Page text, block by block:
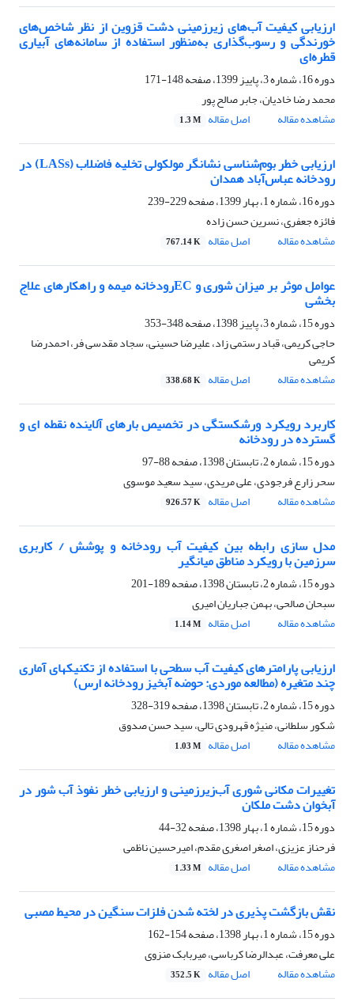
ارزیابی کیفیت آب‌های زیرزمینی دشت قزوین از نظر شاخص‌های
خورندگی و رسوب‌گذاری به‌منظور استفاده از سامانه‌های آبیاری
قطره‌ای
دوره 16، شماره 3، پاییز 1399، صفحه
148-171
محمد رضا خادیان، جابر صالح پور
مشاهده مقاله
اصل مقاله 1.3 M
ارزیابی خطر بوم‌شناسی نشانگر مولکولی تخلیه فاضلاب (LASs) در
رودخانه‌‌ عباس‌آباد همدان
دوره 16، شماره 1، بهار 1399، صفحه
229-239
فائزه جعفری، نسرین حسن زاده
مشاهده مقاله
اصل مقاله 767.14 K
عوامل موثر بر میزان شوری و ECرودخانه میمه و راهکارهای علاج
بخشی
دوره 15، شماره 3، پاییز 1398، صفحه
348-353
حاجی کریمی، قباد رستمی زاد، علیرضا حسینی، سجاد مقدسی فر، احمدرضا
کریمی
مشاهده مقاله
اصل مقاله 338.68 K
کاربرد رویکرد ورشکستگی در تخصیص بارهای آلاینده نقطه ای و
گسترده در رودخانه
دوره 15، شماره 2، تابستان 1398، صفحه
88-97
سحر زارع فرجودی، علی مریدی، سید سعید موسوی
مشاهده مقاله
اصل مقاله 926.57 K
مدل سازی رابطه بین کیفیت آب رودخانه و پوشش / کاربری
سرزمین با رویکرد مناطق میانگیر
دوره 15، شماره 2، تابستان 1398، صفحه
189-201
سبحان صالحی، بهمن جباریان امیری
مشاهده مقاله
اصل مقاله 1.14 M
ارزیابی پارامترهای کیفیت آب سطحی با استفاده از تکنیکهای آماری
چند متغیره (مطالعه موردی: حوضه آبخیز رودخانه ارس)
دوره 15، شماره 2، تابستان 1398، صفحه
319-328
شکور سلطانی، منیژه قهرودی تالی، سید حسن صدوق
مشاهده مقاله
اصل مقاله 1.03 M
تغییرات مکانی شوری آب‌زیرزمینی و ارزیابی خطر نفوذ آب شور در
آبخوان دشت ملکان
دوره 15، شماره 1، بهار 1398، صفحه
32-44
فرحناز عزیزی، اصغر اصغری مقدم، امیرحسین ناظمی
مشاهده مقاله
اصل مقاله 1.33 M
نقش بازگشت پذیری در لخته شدن فلزات سنگین در محیط مصبی
دوره 15، شماره 1، بهار 1398، صفحه
154-162
علی معرفت، عبدالرضا کرباسی، میربابک منزوی
مشاهده مقاله
اصل مقاله 352.5 K